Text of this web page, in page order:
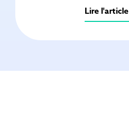
Lire l'article